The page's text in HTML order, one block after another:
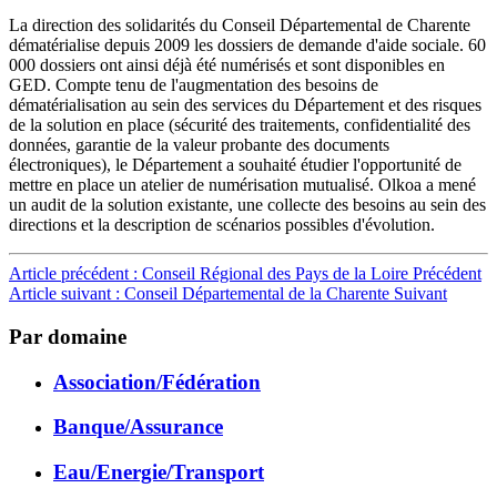
La direction des solidarités du Conseil Départemental de Charente
dématérialise depuis 2009 les dossiers de demande d'aide sociale. 60
000 dossiers ont ainsi déjà été numérisés et sont disponibles en
GED. Compte tenu de l'augmentation des besoins de
dématérialisation au sein des services du Département et des risques
de la solution en place (sécurité des traitements, confidentialité des
données, garantie de la valeur probante des documents
électroniques), le Département a souhaité étudier l'opportunité de
mettre en place un atelier de numérisation mutualisé. Olkoa a mené
un audit de la solution existante, une collecte des besoins au sein des
directions et la description de scénarios possibles d'évolution.
Article précédent : Conseil Régional des Pays de la Loire Précédent
Article suivant : Conseil Départemental de la Charente Suivant
Par domaine
Association/Fédération
Banque/Assurance
Eau/Energie/Transport